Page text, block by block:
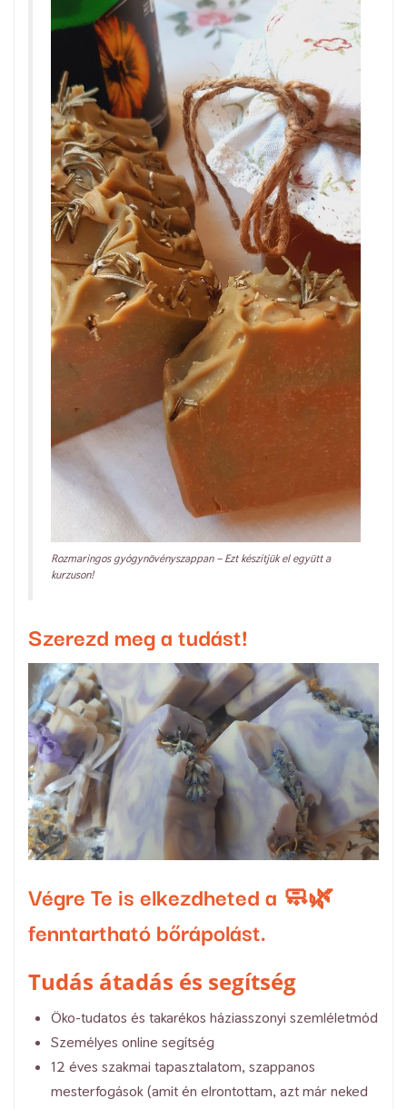
Rozmaringos gyógynövényszappan – Ezt készítjük el együtt a
kurzuson!
Szerezd meg a tudást!
Végre Te is elkezdheted a 🧼🌿
fenntartható bőrápolást.
Tudás átadás és segítség
Öko-tudatos és takarékos háziasszonyi szemléletmód
Személyes online segítség
12 éves szakmai tapasztalatom, szappanos
mesterfogások (amit én elrontottam, azt már neked